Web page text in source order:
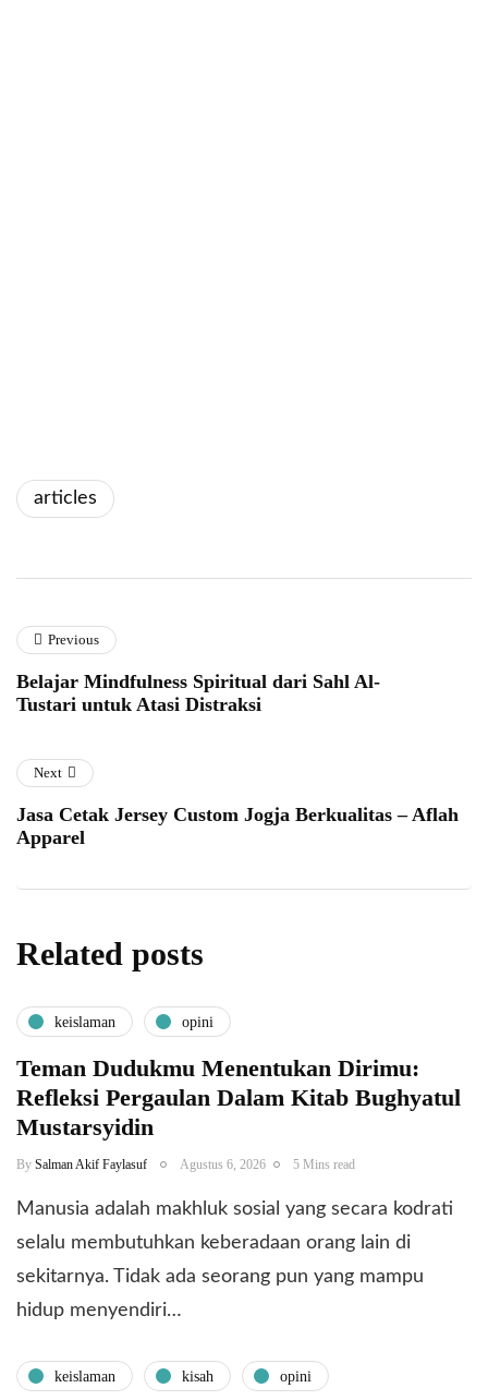
articles
Previous
Belajar Mindfulness Spiritual dari Sahl Al-
Tustari untuk Atasi Distraksi
Next
Jasa Cetak Jersey Custom Jogja Berkualitas – Aflah
Apparel
Related posts
keislaman opini
Teman Dudukmu Menentukan Dirimu:
Refleksi Pergaulan Dalam Kitab Bughyatul
Mustarsyidin
By Salman Akif Faylasuf Agustus 6, 2026 5 Mins read
Manusia adalah makhluk sosial yang secara kodrati
selalu membutuhkan keberadaan orang lain di
sekitarnya. Tidak ada seorang pun yang mampu
hidup menyendiri…
keislaman kisah opini